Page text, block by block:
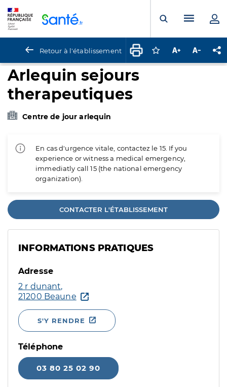
Ouvrir laMenu
Retour à l'établissement Connectez-vous
Augmenter la
Arlequin sejours
therapeutiques
Centre de jour arlequin
En cas d'urgence vitale, contactez le 15. If you
experience or witness a medical emergency,
immediatly call 15 (the national emergency
organization).
CONTACTER L'ÉTABLISSEMENT
INFORMATIONS PRATIQUES
Adresse
2 r dunant,
21200 Beaune
S'Y RENDRE
Téléphone
03 80 25 02 90